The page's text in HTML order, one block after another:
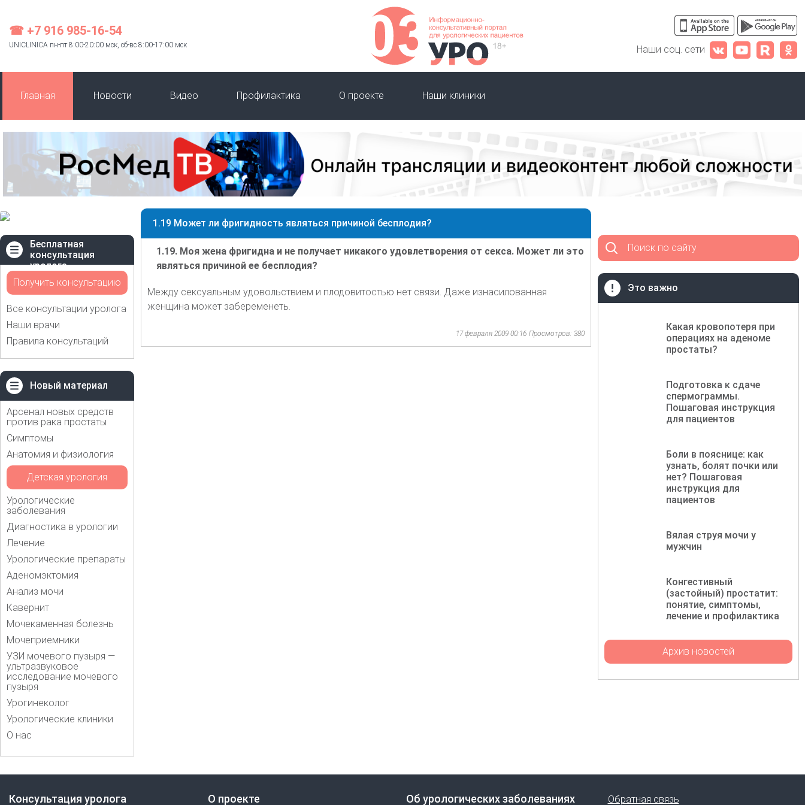
☎ +7 916 985-16-54
UNICLINICA пн-пт 8:00-20:00 мск, сб-вс 8:00-17:00 мск Наши соц. сети
Главная Новости Видео Профилактика О проекте Наши клиники
Бесплатная
консультация
уролога
Получить консультацию
Все консультации уролога
Наши врачи
Правила консультаций
Новый материал
Арсенал новых средств
против рака простаты
Симптомы
Анатомия и физиология
Детская урология
Урологические
заболевания
Диагностика в урологии
Лечение
Урологические препараты
Аденомэктомия
Анализ мочи
Кавернит
Мочекаменная болезнь
Мочеприемники
УЗИ мочевого пузыря —
ультразвуковое
исследование мочевого
пузыря
Урогинеколог
Урологические клиники
О нас
1.19 Может ли фригидность являться причиной бесплодия?
1.19. Моя жена фригидна и не получает никакого удовлетворения от секса. Может ли это
являться причиной ее бесплодия?
Между сексуальным удовольствием и плодовитостью нет связи. Даже изнасилованная
женщина может забеременеть.
17 февраля 2009 00:16 Просмотров: 380
Поиск по сайту
Это важно
Какая кровопотеря при
операциях на аденоме
простаты?
Подготовка к сдаче
спермограммы.
Пошаговая инструкция
для пациентов
Боли в пояснице: как
узнать, болят почки или
нет? Пошаговая
инструкция для
пациентов
Вялая струя мочи у
мужчин
Конгестивный
(застойный) простатит:
понятие, симптомы,
лечение и профилактика
Архив новостей
Консультация уролога О проекте Об урологических заболеваниях Обратная связь